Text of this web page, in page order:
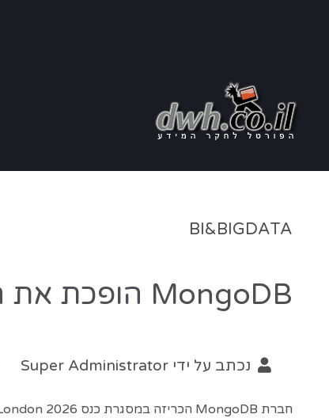
BI&BIGDATA
MongoDB הופכת את הבינה המלאכותית הארגונית למוכנה לייצור
נכתב על ידי Super Administrator
חברת MongoDB הכריזה במסגרת כנס MongoDB.local London 2026 על יכולות חדשות המקדמות את החזון שלה ליצירת פלטפורמת נתוני AI מאוחדת.